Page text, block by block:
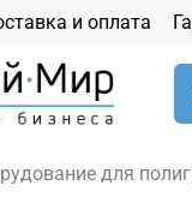
и оплата
для